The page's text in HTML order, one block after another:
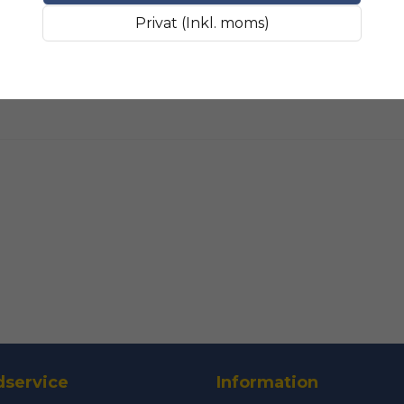
Fråga oss något om
Namn
SLIPMATERIAL Smala
Privat (Inkl. moms)
Information